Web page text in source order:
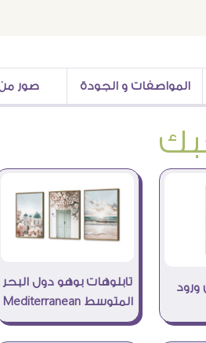
المواصفات و الجودة صور
ورود
تابلوهات بوهو دول البحر
المتوسط Mediterranean